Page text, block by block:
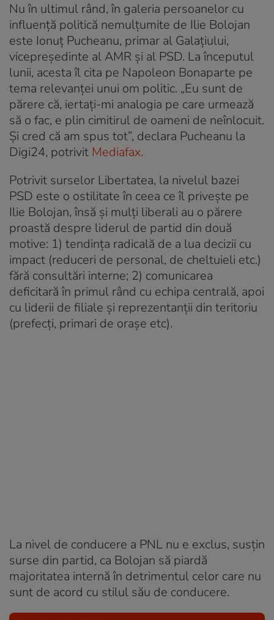
Nu în ultimul rând, în galeria persoanelor cu
influență politică nemulțumite de Ilie Bolojan
este Ionuț Pucheanu, primar al Galațiului,
vicepreședinte al AMR și al PSD. La începutul
lunii, acesta îl cita pe Napoleon Bonaparte pe
tema relevanței unui om politic. „Eu sunt de
părere că, iertați-mi analogia pe care urmează
să o fac, e plin cimitirul de oameni de neînlocuit.
Și cred că am spus tot”, declara Pucheanu la
Digi24, potrivit Mediafax.
Potrivit surselor Libertatea, la nivelul bazei
PSD este o ostilitate în ceea ce îl privește pe
Ilie Bolojan, însă și mulți liberali au o părere
proastă despre liderul de partid din două
motive: 1) tendința radicală de a lua decizii cu
impact (reduceri de personal, de cheltuieli etc.)
fără consultări interne; 2) comunicarea
deficitară în primul rând cu echipa centrală, apoi
cu liderii de filiale și reprezentanții din teritoriu
(prefecți, primari de orașe etc).
La nivel de conducere a PNL nu e exclus, susțin
surse din partid, ca Bolojan să piardă
majoritatea internă în detrimentul celor care nu
sunt de acord cu stilul său de conducere.